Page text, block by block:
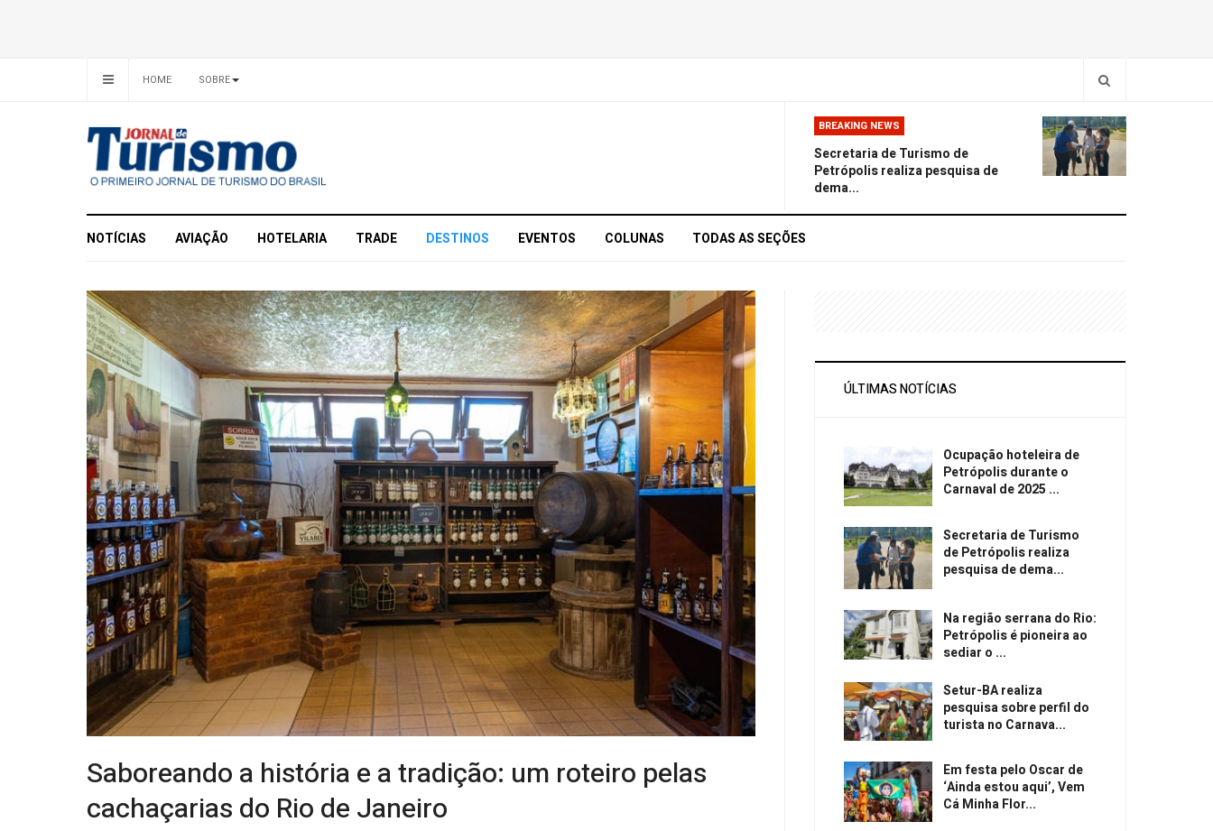
HOME SOBRE
BREAKING NEWS
Secretaria de Turismo de
Petrópolis realiza pesquisa de
dema...
NOTÍCIAS AVIAÇÃO HOTELARIA TRADE DESTINOS EVENTOS COLUNAS TODAS AS SEÇÕES
Saboreando a história e a tradição: um roteiro pelas
cachaçarias do Rio de Janeiro
ÚLTIMAS NOTÍCIAS
Ocupação hoteleira de
Petrópolis durante o
Carnaval de 2025 ...
Secretaria de Turismo
de Petrópolis realiza
pesquisa de dema...
Na região serrana do Rio:
Petrópolis é pioneira ao
sediar o ...
Setur-BA realiza
pesquisa sobre perfil do
turista no Carnava...
Em festa pelo Oscar de
‘Ainda estou aqui’, Vem
Cá Minha Flor...